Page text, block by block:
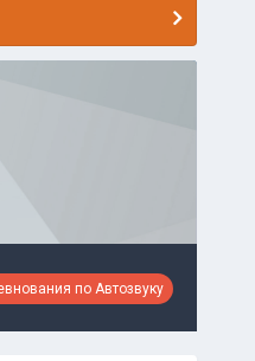
по Автозвуку